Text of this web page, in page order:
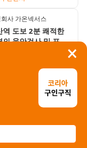
×
사 가온넥서스
역 도보 2분 쾌적한
의 육안검사 및 포장
형 소망소개소 직업
사 모집 재택 프리랜
크
제3공단 초보 및 외